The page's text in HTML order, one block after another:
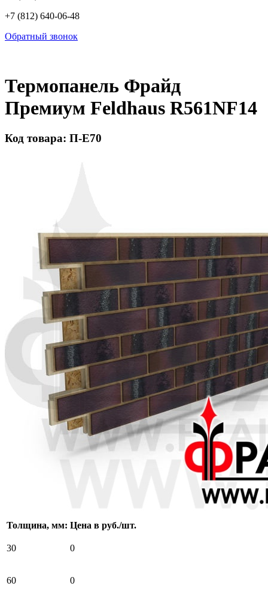
+7 (812) 640-06-48
Обратный звонок
Термопанель Фрайд
Премиум Feldhaus R561NF14
Код товара: П-Е70
Толщина, мм: Цена в руб./шт.
30 0
60 0